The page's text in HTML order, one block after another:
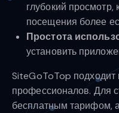
глубокий просмотр,
посещения более
Простота
установить
SiteGoToTop подходит
профессионалов. Для
бесплатным тарифом,